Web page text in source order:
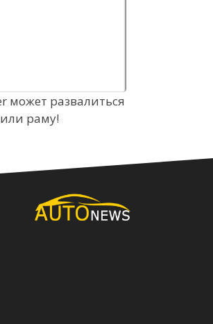
может развалиться
раму!